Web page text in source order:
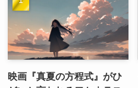
映画『真夏の方程式』がひ